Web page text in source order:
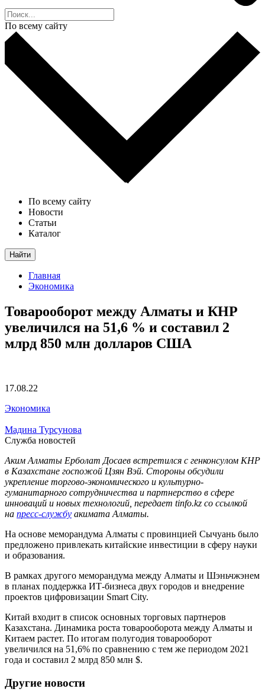
По всему сайту
По всему сайту
Новости
Статьи
Каталог
Найти
Главная
Экономика
Товарооборот между Алматы и КНР
увеличился на 51,6 % и составил 2
млрд 850 млн долларов США
17.08.22
Экономика
Мадина Турсунова
Служба новостей
Аким Алматы Ерболат Досаев встретился с генконсулом КНР
в Казахстане госпожой Цзян Вэй. Стороны обсудили
укрепление торгово-экономического и культурно-
гуманитарного сотрудничества и партнерство в сфере
инноваций и новых технологий, передает tinfo.kz со ссылкой
на пресс-службу акимата Алматы.
На основе меморандума Алматы с провинцией Сычуань было
предложено привлекать китайские инвестиции в сферу науки
и образования.
В рамках другого меморандума между Алматы и Шэньчжэнем
в планах поддержка ИТ-бизнеса двух городов и внедрение
проектов цифровизации Smart City.
Китай входит в список основных торговых партнеров
Казахстана. Динамика роста товарооборота между Алматы и
Китаем растет. По итогам полугодия товарооборот
увеличился на 51,6% по сравнению с тем же периодом 2021
года и составил 2 млрд 850 млн $.
Другие новости